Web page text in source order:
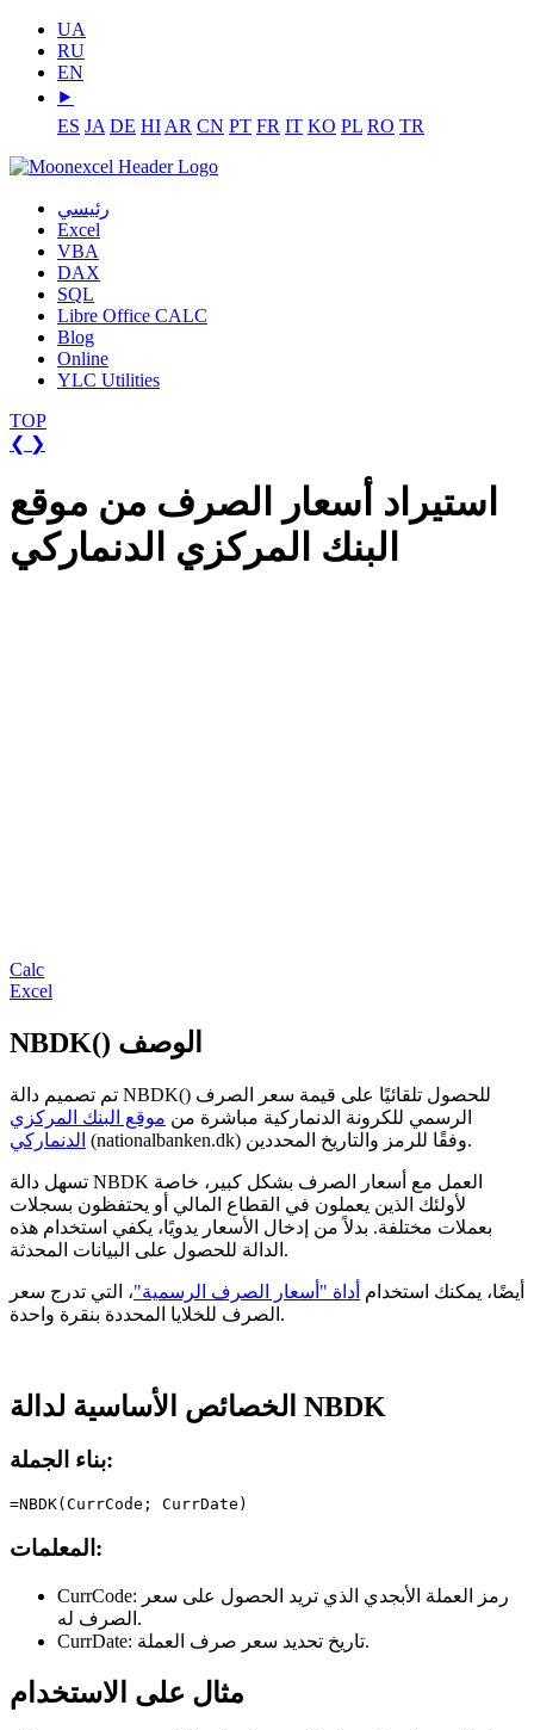
UA
RU
EN
⯈
ES JA DE HI AR CN PT FR IT KO PL RO TR
رئيسي
Excel
VBA
DAX
SQL
Libre Office CALC
Blog
Online
YLC Utilities
TOP
❮ ❯
استيراد أسعار الصرف من موقع
البنك المركزي الدنماركي
Calc
Excel
NBDK() الوصف
تم تصميم دالة NBDK() للحصول تلقائيًا على قيمة سعر الصرف
الرسمي للكرونة الدنماركية مباشرة من موقع البنك المركزي
الدنماركي
(nationalbanken.dk) وفقًا للرمز والتاريخ المحددين.
تسهل دالة NBDK العمل مع أسعار الصرف بشكل كبير، خاصة
لأولئك الذين يعملون في القطاع المالي أو يحتفظون بسجلات
بعملات مختلفة. بدلاً من إدخال الأسعار يدويًا، يكفي استخدام هذه
الدالة للحصول على البيانات المحدثة.
أيضًا، يمكنك استخدام أداة "أسعار الصرف الرسمية"، التي تدرج سعر
الصرف للخلايا المحددة بنقرة واحدة.
الخصائص الأساسية لدالة NBDK
بناء الجملة:
=NBDK(CurrCode; CurrDate)
المعلمات:
CurrCode:
الصرف له.
CurrDate:
تاريخ تحديد سعر صرف العملة.
مثال على الاستخدام